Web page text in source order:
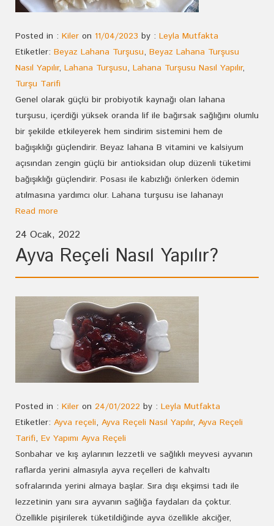
Posted in : Kiler on 11/04/2023 by : Leyla Mutfakta
Etiketler: Beyaz Lahana Turşusu, Beyaz Lahana Turşusu
Nasıl Yapılır, Lahana Turşusu, Lahana Turşusu Nasıl Yapılır,
Turşu Tarifi
Genel olarak güçlü bir probiyotik kaynağı olan lahana
turşusu, içerdiği yüksek oranda lif ile bağırsak sağlığını olumlu
bir şekilde etkileyerek hem sindirim sistemini hem de
bağışıklığı güçlendirir. Beyaz lahana B vitamini ve kalsiyum
açısından zengin güçlü bir antioksidan olup düzenli tüketimi
bağışıklığı güçlendirir. Posası ile kabızlığı önlerken ödemin
atılmasına yardımcı olur. Lahana turşusu ise lahanayı
Read more
24 Ocak, 2022
Ayva Reçeli Nasıl Yapılır?
Posted in : Kiler on 24/01/2022 by : Leyla Mutfakta
Etiketler: Ayva reçeli, Ayva Reçeli Nasıl Yapılır, Ayva Reçeli
Tarifi, Ev Yapımı Ayva Reçeli
Sonbahar ve kış aylarının lezzetli ve sağlıklı meyvesi ayvanın
raflarda yerini almasıyla ayva reçelleri de kahvaltı
sofralarında yerini almaya başlar. Sıra dışı ekşimsi tadı ile
lezzetinin yanı sıra ayvanın sağlığa faydaları da çoktur.
Özellikle pişirilerek tüketildiğinde ayva özellikle akciğer,